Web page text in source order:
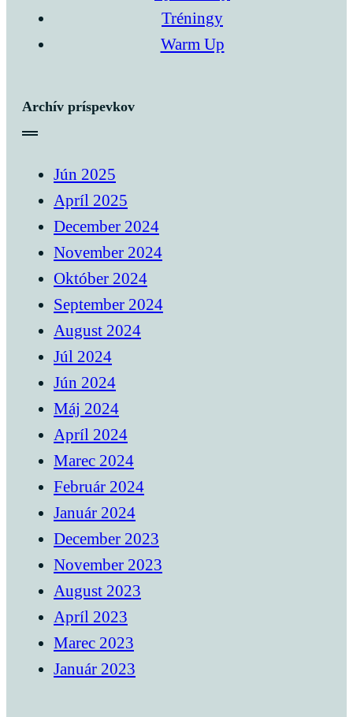
Tréningy
Warm Up
Archív príspevkov
Jún 2025
Apríl 2025
December 2024
November 2024
Október 2024
September 2024
August 2024
Júl 2024
Jún 2024
Máj 2024
Apríl 2024
Marec 2024
Február 2024
Január 2024
December 2023
November 2023
August 2023
Apríl 2023
Marec 2023
Január 2023